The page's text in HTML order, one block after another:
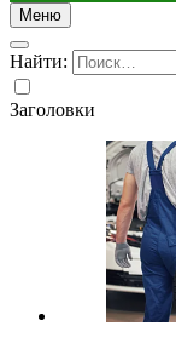
Меню
Найти:
Заголовки